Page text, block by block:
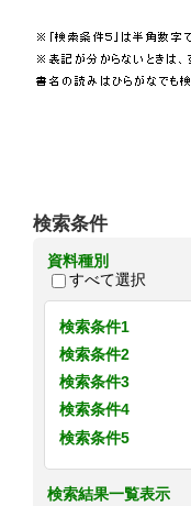
検索条件
資料種別
すべて選択
検索条件1
検索条件2
検索条件3
検索条件4
検索条件5
検索結果一覧表示